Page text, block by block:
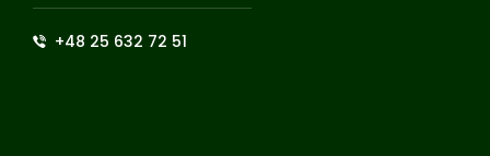
+48 25 632 72 51